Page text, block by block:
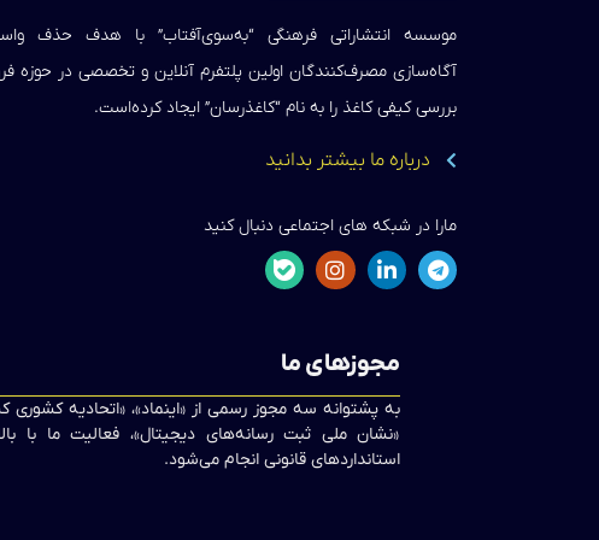
موسسه انتشاراتی فرهنگی “به‌سوی‌آفتاب” با هدف حذف
آگاه‌سازی مصرف‌کنندگان اولین پلتفرم آنلاین و تخصصی در حوزه
بررسی کیفی کاغذ را به نام “کاغذرسان” ایجاد کرده‌است.
درباره ما بیشتر بدانید
مارا در شبکه های اجتماعی دنبال کنید
مجوزهای ما
به پشتوانه سه مجوز رسمی از «اینماد»، «اتحادیه
«نشان ملی ثبت رسانه‌های دیجیتال»، فعالیت ما با
استانداردهای قانونی انجام می‌شود.